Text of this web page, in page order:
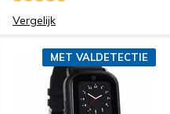
Vergelijk
MET VALDETECTIE